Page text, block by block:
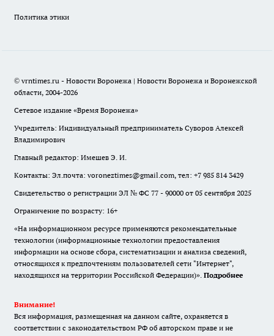
Политика этики
© vrntimes.ru - Новости Воронежа | Новости Воронежа и Воронежской
области, 2004-2026
Сетевое издание «Время Воронежа»
Учредитель: Индивидуальный предприниматель Суворов Алексей
Владимирович
Главный редактор: Имешев Э. И.
Контакты: Эл.почта: voroneztimes@gmail.com, тел: +7 985 814 3429
Свидетельство о регистрации ЭЛ № ФС 77 - 90000 от 05 сентября 2025
Ограничение по возрасту: 16+
«На информационном ресурсе применяются рекомендательные
технологии (информационные технологии предоставления
информации на основе сбора, систематизации и анализа сведений,
относящихся к предпочтениям пользователей сети "Интернет",
находящихся на территории Российской Федерации)». Подробнее
Внимание!
Вся информация, размещенная на данном сайте, охраняется в
соответствии с законодательством РФ об авторском праве и не